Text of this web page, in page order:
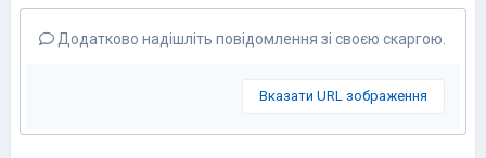
Додатково надішліть повідомлення зі своєю скаргою.
Вказати URL зображення